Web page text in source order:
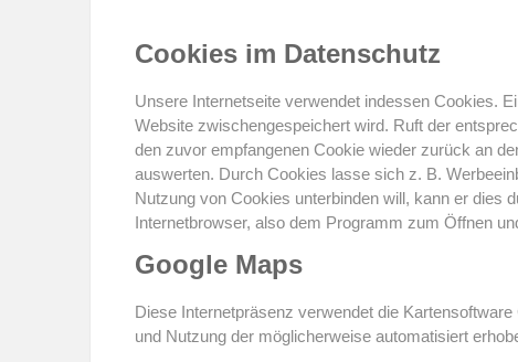
Cookies im Datenschutz
Unsere Internetseite verwendet indessen Cookies.
Website zwischengespeichert wird. Ruft der
den zuvor empfangenen Cookie wieder zurück an
auswerten. Durch Cookies lasse sich z. B.
Nutzung von Cookies unterbinden will, kann er dies
Internetbrowser, also dem Programm zum Öffnen
Google Maps
Diese Internetpräsenz verwendet die
und Nutzung der möglicherweise automatisiert